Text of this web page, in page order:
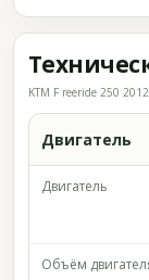
KTM F reeride 250 2012
Двигатель
Двигатель
Объём